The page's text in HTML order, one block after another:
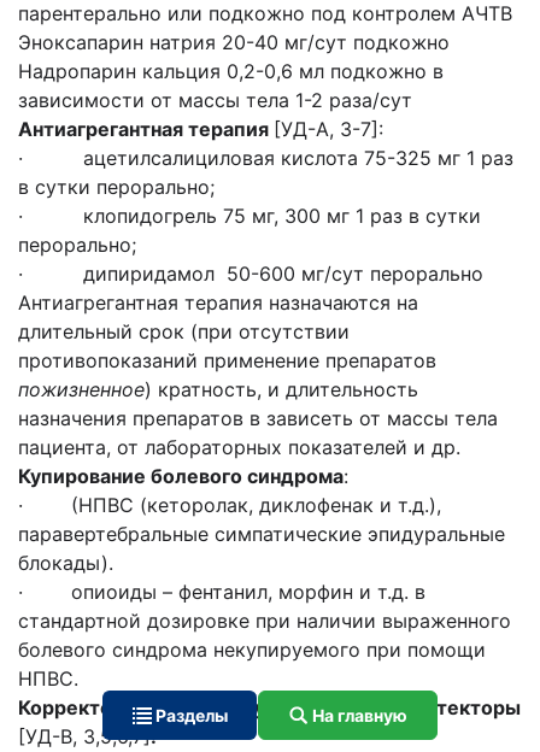
парентерально или подкожно под контролем АЧТВ
Эноксапарин натрия 20-40 мг/сут подкожно
Надропарин кальция 0,2-0,6 мл подкожно в
зависимости от массы тела 1-2 раза/сут
Антиагрегантная терапия [УД-А, 3-7]:
· ацетилсалициловая кислота 75-325 мг 1 раз
в сутки перорально;
· клопидогрель 75 мг, 300 мг 1 раз в сутки
перорально;
· дипиридамол 50-600 мг/сут перорально
Антиагрегантная терапия назначаются на
длительный срок (при отсутствии
противопоказаний применение препаратов
пожизненное) кратность, и длительность
назначения препаратов в зависеть от массы тела
пациента, от лабораторных показателей и др.
Купирование болевого синдрома:
· (НПВС (кеторолак, диклофенак и т.д.),
паравертебральные симпатические эпидуральные
блокады).
· опиоиды – фентанил, морфин и т.д. в
стандартной дозировке при наличии выраженного
болевого синдрома некупируемого при помощи
НПВС.
Корректоры микроциркуляции и ангиопротекторы
[УД-В, 3,5,6,7]:
Разделы На главную